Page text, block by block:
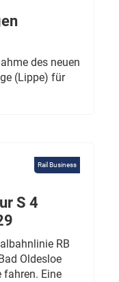
des neuen
(Lippe) für
Rail Business
S 4
RB
Oldesloe
Eine